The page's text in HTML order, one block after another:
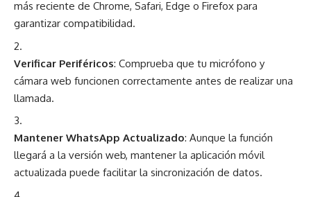
más reciente de Chrome, Safari, Edge o Firefox para
garantizar compatibilidad.
Verificar Periféricos: Comprueba que tu micrófono y
cámara web funcionen correctamente antes de realizar una
llamada.
Mantener WhatsApp Actualizado: Aunque la función
llegará a la versión web, mantener la aplicación móvil
actualizada puede facilitar la sincronización de datos.